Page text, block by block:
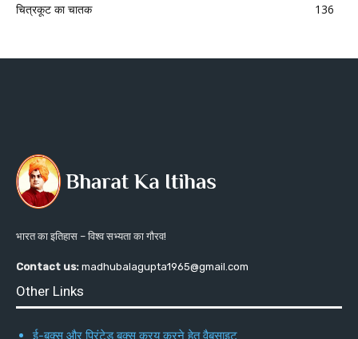
चित्रकूट का चातक
136
भारत का इतिहास – विश्व सभ्यता का गौरव!
Contact us: madhubalagupta1965@gmail.com
Other Links
ई-बुक्स और प्रिंटेड बुक्स क्रय करने हेतु वैबसाइट